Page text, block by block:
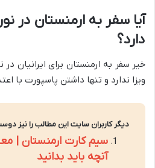
آیا سفر به ارمنستان در
دارد؟
خیر سفر به ارمنستان برای ایرانیان در
ویزا ندارد و تنها داشتن پاسپورت با
دیگر کاربران سایت این مطالب را نیز
سیم کارت ارمنستان |
آنچه باید بدانید